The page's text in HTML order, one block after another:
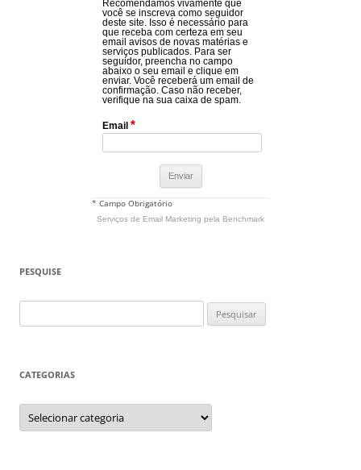
Recomendamos vivamente que
você se inscreva como seguidor
deste site. Isso é necessário para
que receba com certeza em seu
email avisos de novas matérias e
serviços publicados. Para ser
seguidor, preencha no campo
abaixo o seu email e clique em
enviar. Você receberá um email de
confirmação. Caso não receber,
verifique na sua caixa de spam.
Email *
* Campo Obrigatório
Serviços de Email Marketing pela Benchmark
PESQUISE
por:
CATEGORIAS
Categorias